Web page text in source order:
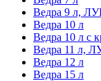
Ведра 9 л,
Ведра 10 л
Ведра 10 л с
Ведра 11 л,
Ведра 12 л
Ведра 15 л